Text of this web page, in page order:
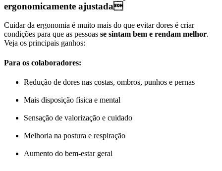
ergonomicamente ajustada
Cuidar da ergonomia é muito mais do que evitar dores é criar
condições para que as pessoas se sintam bem e rendam melhor.
Veja os principais ganhos:
Para os colaboradores:
Redução de dores nas costas, ombros, punhos e pernas
Mais disposição física e mental
Sensação de valorização e cuidado
Melhoria na postura e respiração
Aumento do bem-estar geral